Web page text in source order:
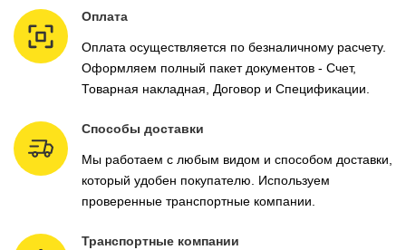
Оплата
Оплата осуществляется по безналичному расчету.
Оформляем полный пакет документов - Счет,
Товарная накладная, Договор и Спецификации.
Способы доставки
Мы работаем с любым видом и способом доставки,
который удобен покупателю. Используем
проверенные транспортные компании.
Транспортные компании